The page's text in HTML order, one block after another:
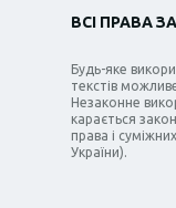
ВСІ ПРАВА
Будь-яке
текстів
Незаконне
карається
права і
України).